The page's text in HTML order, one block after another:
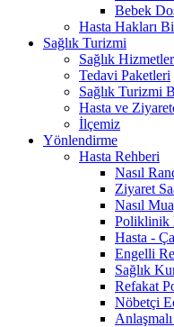
Bebek
Hasta Hakları
Sağlık Turizmi
Sağlık
Tedavi Paketleri
Sağlık Turizmi
Hasta ve
İlçemiz
Yönlendirme
Hasta Rehberi
Nasıl
Ziyaret
Nasıl
Poliklinik
Hasta -
Engelli
Sağlık
Refakat
Nöbetçi